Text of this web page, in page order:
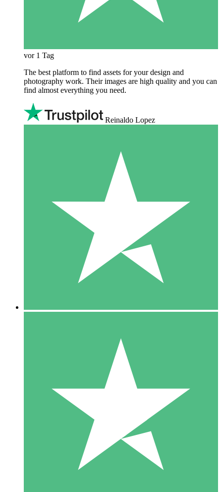
vor 1 Tag
The best platform to find assets for your design and
photography work. Their images are high quality and you can
find almost everything you need.
Reinaldo Lopez